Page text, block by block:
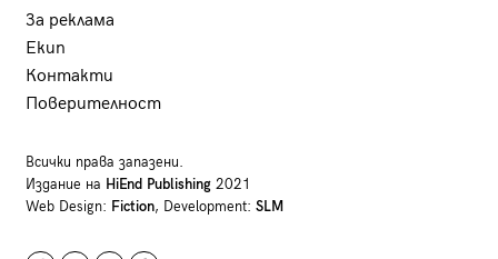
За реклама
Екип
Контакти
Поверителност
Всички права запазени.
Издание на HiEnd Publishing2021
Web Design: Fiction, Development: SLM